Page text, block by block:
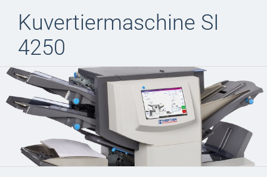
Kuvertiermaschine SI
4250